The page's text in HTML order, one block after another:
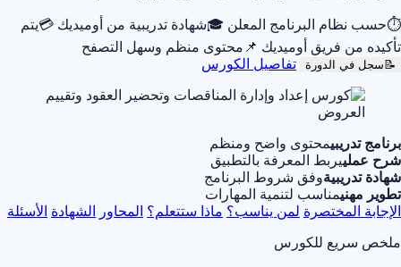
⏱حسب نظام البرنامج المعلن 🎓شهادة تدريبية من أوميديك 💳يتم
تأكيده من فريق أوميديك 📌 محتوى منظم وسهل التصفح
📝 سجل في الدورة تفاصيل الكورس
برنامج تدريبيمحتوى واضح ومنظم
شرح عملييربط المعرفة بالتطبيق
شهادة تدريبيةوفق شروط البرنامج
تطوير مهنيمناسب لتنمية المهارات
الإجابة المختصرة لمن يناسب؟ ماذا ستتعلم؟ المحاور الشهادة الأسئلة
ملخص سريع للكورس